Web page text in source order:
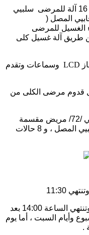
- يوجد في مستشفانا 18 آلة غسيل كلى ، 16 آلة للمرضى سلبيي
المصل (
الغسيل للمرضى
طريق آلة غسيل كلى
LCD وسماعات وتقدم
قدوم مرضى الكلى من
- القدرة الاستيعابية لمركز غسيل الكلى هي /72/ مريض مقسمة
على الشكل التالي : 64 حالة للمرضى سلبيي المصل ، و 8 حالات
• الجلسة الثانية تبدأ الساعة 12:00 ظهراً وتنتهي الساعة 14:00 بعد
وأيام السبت ، أما يوم